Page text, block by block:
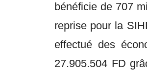
bénéficie de 707
reprise pour la
effectué des
27.905.504 FD